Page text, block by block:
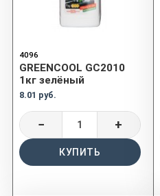
4096
GREENCOOL GC2010
1кг зелёный
8.01 руб.
− +
КУПИТЬ